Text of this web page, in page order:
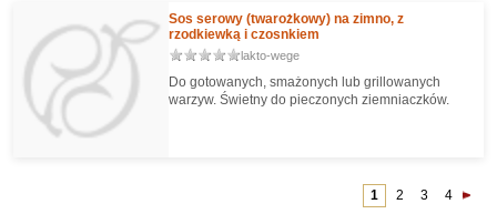
Sos serowy (twarożkowy) na zimno, z
rzodkiewką i czosnkiem
lakto-wege
Do gotowanych, smażonych lub grillowanych
warzyw. Świetny do pieczonych ziemniaczków.
1 2 3 4